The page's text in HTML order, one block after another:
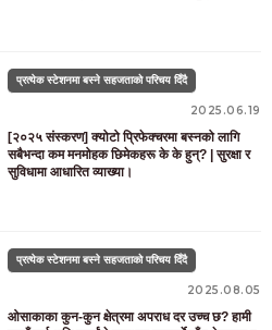
प्रत्येक स्टेशनमा बस्ने सहजताको परिचय दिँदै
2025.06.19
[२०२५ संस्करण] क्योटो प्रिफेक्चरमा बस्नको लागि
सबैभन्दा कम मनमोहक छिमेकहरू के के हुन्? | सुरक्षा र
सुविधामा आधारित व्याख्या।
प्रत्येक स्टेशनमा बस्ने सहजताको परिचय दिँदै
2025.08.05
ओसाकाका कुन-कुन क्षेत्रमा अपराध दर उच्च छ? हामी